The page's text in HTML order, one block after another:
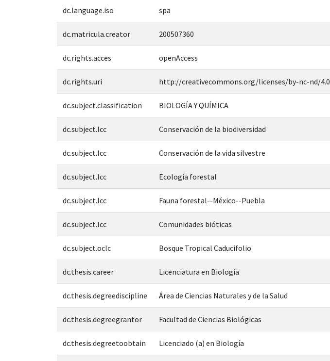
dc.language.iso spa
dc.matricula.creator 200507360
dc.rights.acces openAccess
dc.rights.uri http://creativecommons.org/licenses/by-nc-nd/4.0
dc.subject.classification BIOLOGÍA Y QUÍMICA
dc.subject.lcc Conservación de la biodiversidad
dc.subject.lcc Conservación de la vida silvestre
dc.subject.lcc Ecología forestal
dc.subject.lcc Fauna forestal--México--Puebla
dc.subject.lcc Comunidades bióticas
dc.subject.oclc Bosque Tropical Caducifolio
dc.thesis.career Licenciatura en Biología
dc.thesis.degreediscipline Área de Ciencias Naturales y de la Salud
dc.thesis.degreegrantor Facultad de Ciencias Biológicas
dc.thesis.degreetoobtain Licenciado (a) en Biología